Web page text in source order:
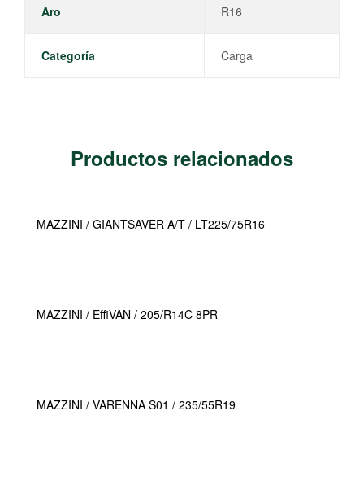
Aro R16
Categoría Carga
Productos relacionados
MAZZINI / GIANTSAVER A/T / LT225/75R16
MAZZINI / EffiVAN / 205/R14C 8PR
MAZZINI / VARENNA S01 / 235/55R19